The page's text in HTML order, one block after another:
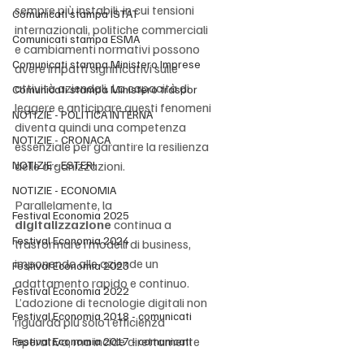
Comunicati stampa ISTAT
Comunicati stampa ESMA
Comunicati stampa Ministero Imprese
Comunicati stampa Ministero traspor
NOTIZIE - POLITICA INTERNA
NOTIZIE - CRONACA
NOTIZIE - ESTERI
NOTIZIE - ECONOMIA
Festival Economia 2025
Festival Economia 2024
Festival Economia 2023
Festival Economia 2022
Festival Economia 2018 - comunicati
Festival Economia 2017 - comunicati
sempre più instabili, in cui tensioni
internazionali, politiche commerciali
e cambiamenti normativi possono
avere impatti significativi sulle
attività aziendali. La capacità di
leggere e anticipare questi fenomeni
diventa quindi una competenza
essenziale per garantire la resilienza
delle organizzazioni.
Parallelamente, la
digitalizzazione continua a
trasformare i modelli di business,
imponendo alle aziende un
adattamento rapido e continuo.
L’adozione di tecnologie digitali non
riguarda più solo l’efficienza
operativa, ma incide direttamente